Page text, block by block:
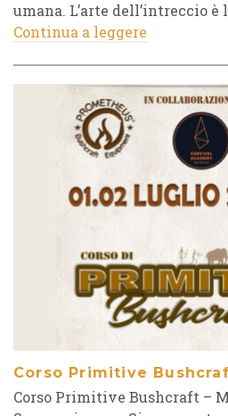
umana. L’arte dell’intreccio è
Continua a leggere
Corso Primitive
Corso Primitive Bushcraft –